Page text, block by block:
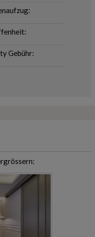
Gebühr: